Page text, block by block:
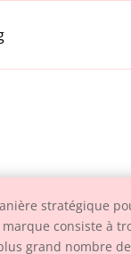
stratégique
consiste à
grand nombre